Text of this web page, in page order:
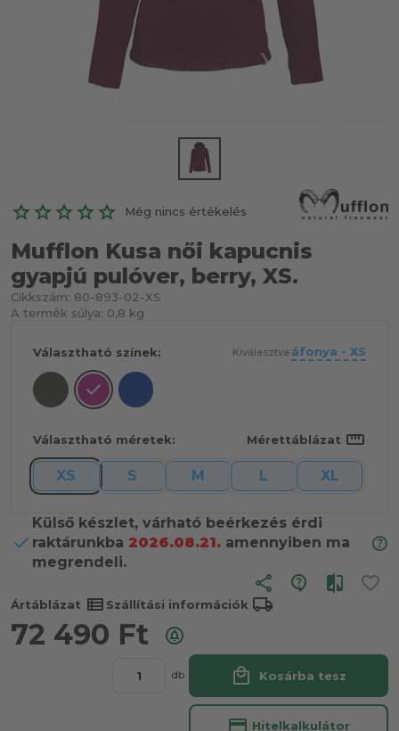
Még nincs értékelés
Mufflon Kusa női kapucnis
gyapjú pulóver, berry, XS.
Cikkszám: 80-893-02-XS
A termék súlya: 0,8 kg
Választható színek: Kiválasztva:áfonya - XS
Választható méretek: Mérettáblázat straighten
XS S M L XL
Külső készlet, várható beérkezés érdi
raktárunkba 2026.08.21. amennyiben ma
megrendeli.
share
Ártáblázat view_list Szállítási információk local_shipping
72 490 Ft
db local_mall Kosárba tesz
credit_card Hitelkalkulátor